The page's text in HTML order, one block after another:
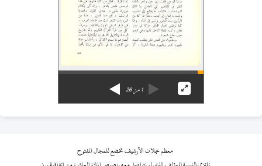
1من26
معظم مجلات الأرشيف تخضع للمجال المفتوح